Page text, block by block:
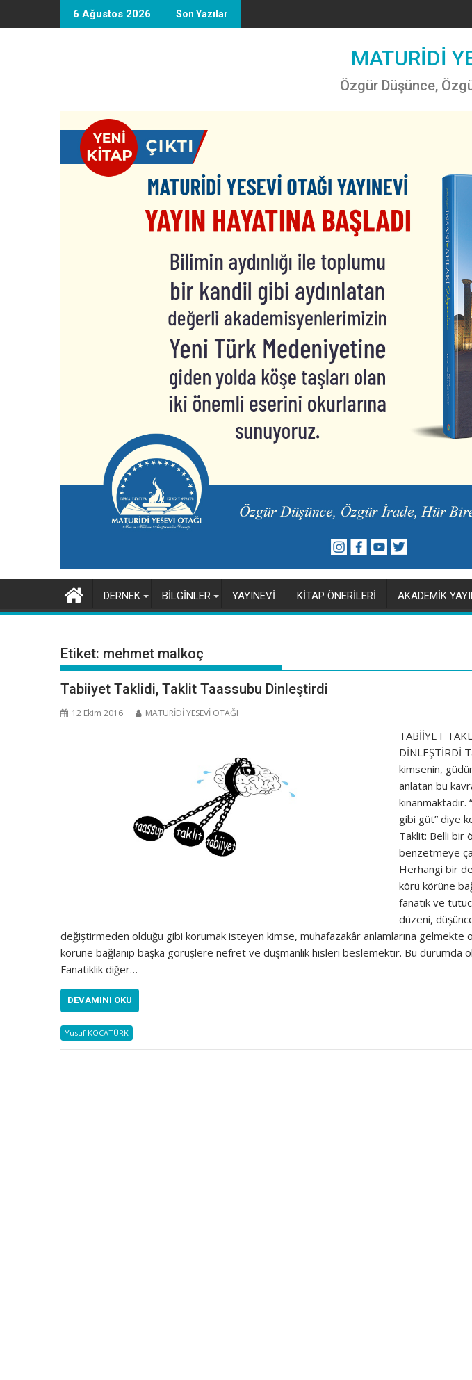
to
6 Ağustos 2026 Son Yazılar
MATURİDİ
Özgür Düşünce,
DERNEK BİLGİNLER YAYINEVİ KİTAP ÖNERİLERİ AKADEMİK
Etiket: mehmet malkoç
Tabiiyet Taklidi, Taklit Taassubu Dinleştirdi
12 Ekim 2016 MATURİDİ YESEVİ OTAĞI
TABİİYET
DİNLEŞTİRDİ
kimsenin,
anlatan bu
gibi güt” diye
Taklit: Belli bir
benzetmeye
Herhangi bir
körü körüne
fanatik ve
düzeni,
değiştirmeden olduğu gibi korumak isteyen kimse, muhafazakâr anlamlarına gelmekte
körüne bağlanıp başka görüşlere nefret ve düşmanlık hisleri beslemektir. Bu durumda
Fanatiklik diğer…
DEVAMINI OKU
Yusuf KOCATÜRK